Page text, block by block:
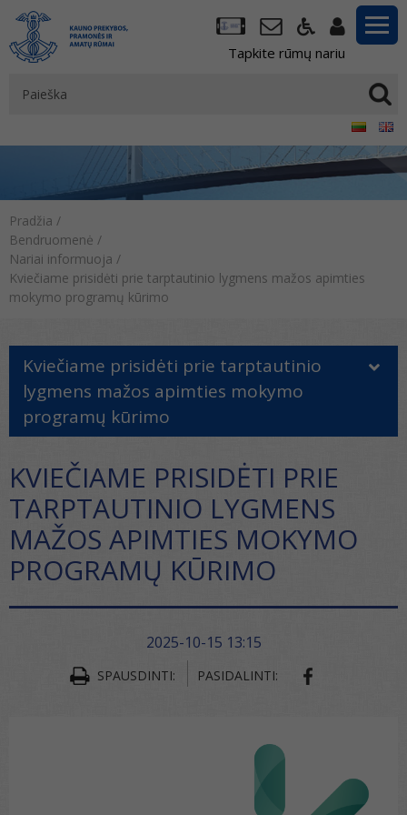
Tapkite rūmų nariu
Pradžia /
Bendruomenė /
Nariai informuoja /
Kviečiame prisidėti prie tarptautinio lygmens mažos apimties
mokymo programų kūrimo
Kviečiame prisidėti prie tarptautinio
lygmens mažos apimties mokymo
programų kūrimo
KVIEČIAME PRISIDĖTI PRIE
TARPTAUTINIO LYGMENS
MAŽOS APIMTIES MOKYMO
PROGRAMŲ KŪRIMO
2025-10-15 13:15
SPAUSDINTI: PASIDALINTI: